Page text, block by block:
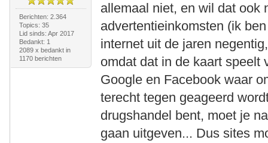
Berichten: 2.364
Topics: 35
Lid sinds: Apr 2017
Bedankt: 1
2089 x bedankt in
1170 berichten
allemaal niet, en wil dat ook
advertentieinkomsten (ik
internet uit de jaren
omdat dat in de kaart speelt
Google en Facebook waar
terecht tegen geageerd
drugshandel bent, moet je
gaan uitgeven... Dus sites